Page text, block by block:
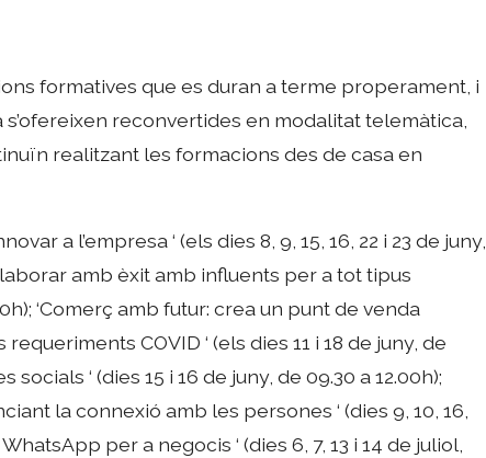
formatives que es duran a terme properament, i
reconvertides en modalitat telemàtica,
realitzant les formacions des de casa en
a l’empresa ‘ (els dies 8, 9, 15, 16, 22 i 23 de juny,
amb èxit amb influents per a tot tipus
‘Comerç amb futur: crea un punt de venda
COVID ‘ (els dies 11 i 18 de juny, de
socials ‘ (dies 15 i 16 de juny, de 09.30 a 12.00h);
la connexió amb les persones ‘ (dies 9, 10, 16,
per a negocis ‘ (dies 6, 7, 13 i 14 de juliol,